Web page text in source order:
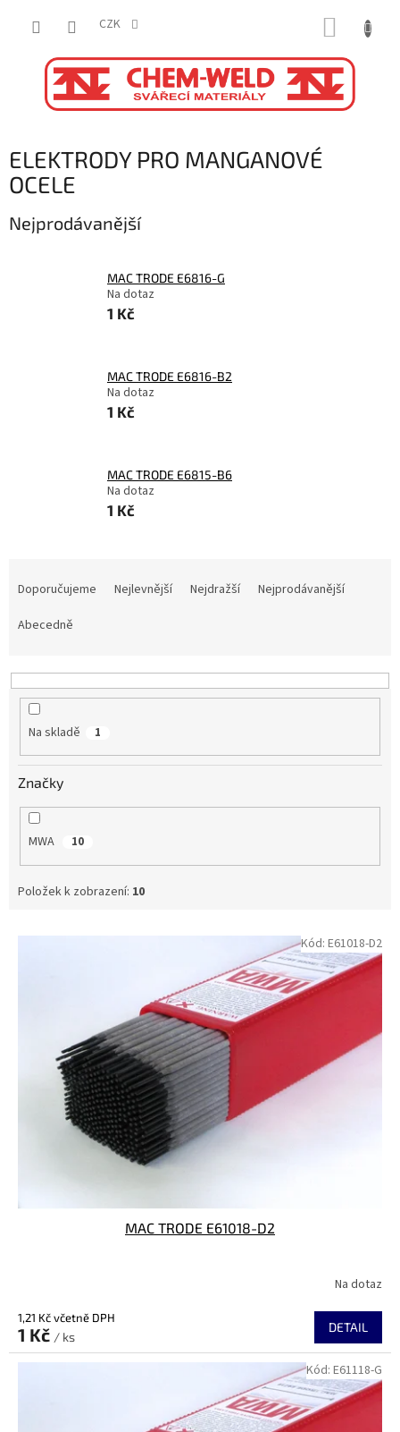
CZK
ELEKTRODY PRO MANGANOVÉ
OCELE
Nejprodávanější
MAC TRODE E6816-G
Na dotaz
1 Kč
MAC TRODE E6816-B2
Na dotaz
1 Kč
MAC TRODE E6815-B6
Na dotaz
1 Kč
p
Doporučujeme Nejlevnější Nejdražší
Nejprodávanější
Abecedně
Na skladě 1
Značky
MWA 10
Položek k zobrazení: 10
V
MAC TRODE E61018-D2
Na dotaz
1,21 Kč včetně DPH
1 Kč / ks
DETAIL
Kód: E61018-D2
Kód: E61118-G